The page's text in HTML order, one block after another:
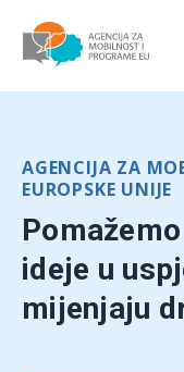
Agencija
AGENCIJA ZA
EUROPSKE UNIJE
ideje u
mijenjaju